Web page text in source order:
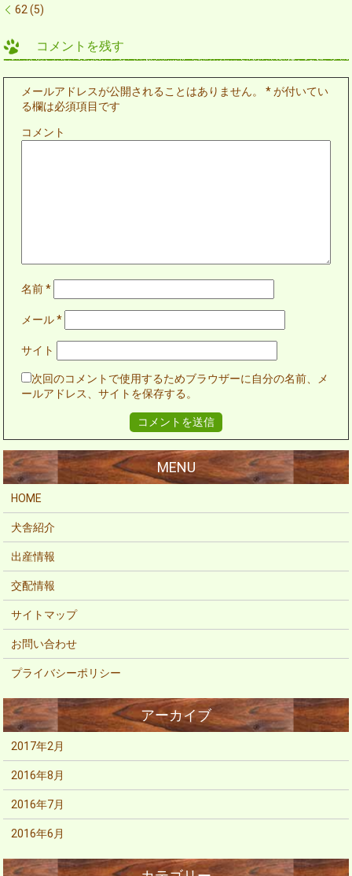
62 (5)
コメントを残す
メールアドレスが公開されることはありません。 *が付いてい
る欄は必須項目です
コメント
名前*
メール*
サイト
次回のコメントで使用するためブラウザーに自分の名前、メ
ールアドレス、サイトを保存する。
HOME
犬舎紹介
出産情報
交配情報
サイトマップ
お問い合わせ
プライバシーポリシー
2017年2月
2016年8月
2016年7月
2016年6月